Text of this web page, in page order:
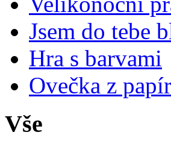
Jsem do tebe
Hra s barvami
Ovečka z
Vše